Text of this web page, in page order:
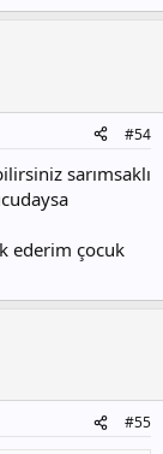
#54
sarımsaklı
ederim çocuk
#55